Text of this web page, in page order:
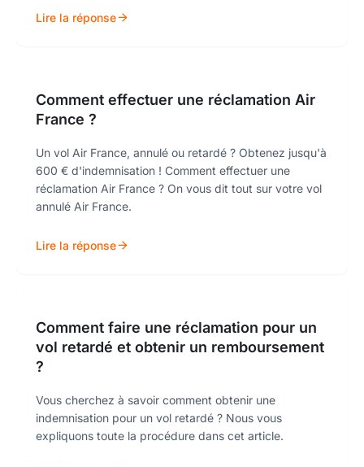
Lire la réponse
Comment effectuer une réclamation Air
France ?
Un vol Air France, annulé ou retardé ? Obtenez jusqu'à
600 € d'indemnisation ! Comment effectuer une
réclamation Air France ? On vous dit tout sur votre vol
annulé Air France.
Lire la réponse
Comment faire une réclamation pour un
vol retardé et obtenir un remboursement
?
Vous cherchez à savoir comment obtenir une
indemnisation pour un vol retardé ? Nous vous
expliquons toute la procédure dans cet article.